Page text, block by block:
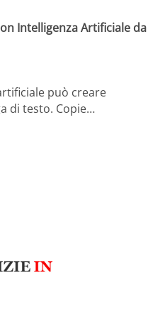
Intelligenza Artificiale da
può creare
di testo. Copie…